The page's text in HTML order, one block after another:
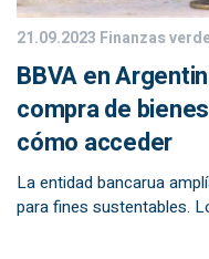
21.09.2023 Finanzas
BBVA en
compra de
cómo acceder
La entidad bancarua
para fines sustentables.